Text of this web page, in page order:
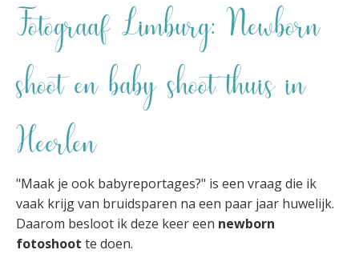
Fotograaf Limburg: Newborn
shoot en baby shoot thuis in
Heerlen
"Maak je ook babyreportages?" is een vraag die ik
vaak krijg van bruidsparen na een paar jaar huwelijk.
Daarom besloot ik deze keer een newborn
fotoshoot te doen.